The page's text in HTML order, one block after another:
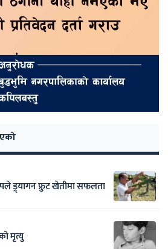
ड्र्यागन फ्रुट खेतीमा सफलता
मृत्यु